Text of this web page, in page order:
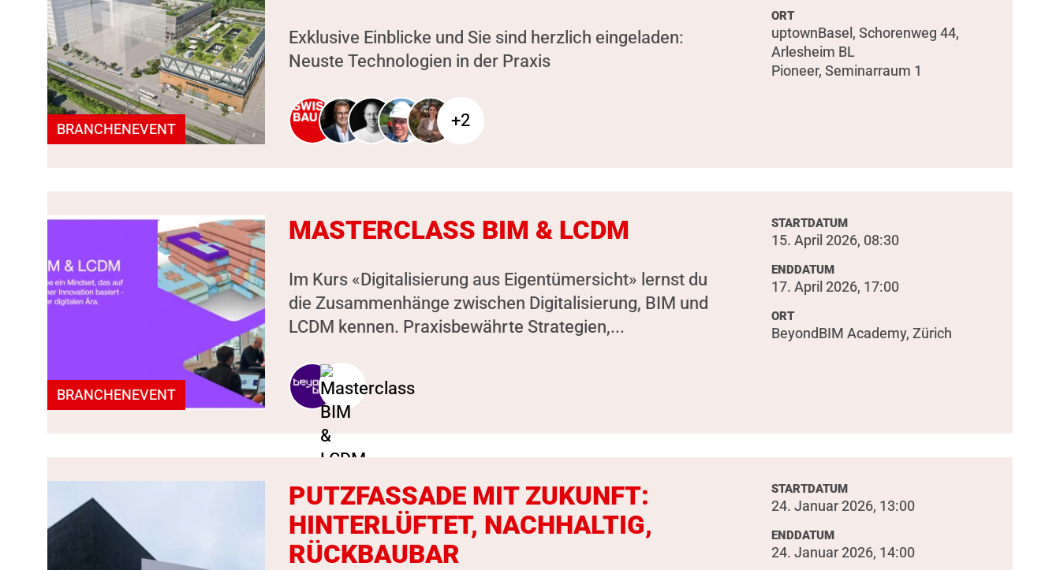
BRANCHENEVENT
Exklusive Einblicke und Sie sind herzlich eingeladen:
Neuste Technologien in der Praxis
+2
ORT
uptownBasel, Schorenweg 44,
Arlesheim BL
Pioneer, Seminarraum 1
BRANCHENEVENT
MASTERCLASS BIM & LCDM
Im Kurs «Digitalisierung aus Eigentümersicht» lernst du
die Zusammenhänge zwischen Digitalisierung, BIM und
LCDM kennen. Praxisbewährte Strategien,...
STARTDATUM
15. April 2026, 08:30
ENDDATUM
17. April 2026, 17:00
ORT
BeyondBIM Academy, Zürich
PUTZFASSADE MIT ZUKUNFT:
HINTERLÜFTET, NACHHALTIG,
RÜCKBAUBAR
STARTDATUM
24. Januar 2026, 13:00
ENDDATUM
24. Januar 2026, 14:00